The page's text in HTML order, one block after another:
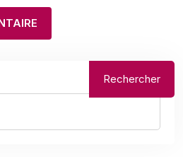
Rechercher